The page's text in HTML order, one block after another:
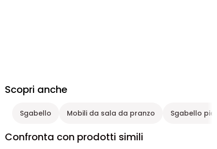
Scopri anche
Sgabello Mobili da sala da pranzo Sgabello
Confronta con prodotti simili